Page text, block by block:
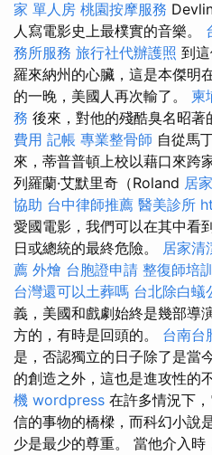
家 單人房 桃園按摩服務
人寫電影史上最樸實的音樂。
務所服務 旅行社代辦護照 到
羅來納州的心臟，這是本傑明
的一晚，美國人再次輸了。 柬
務 後來，對他的殘酷臭名昭著
費用 記帳 專業整骨師 自從馬
來，蒂普普頓上校以藉口來跨
列羅蘭·艾默里奇（Roland 居
協助 台中律師推薦 醫美診所
愛國電影，我們可以在其中看
日或總統的最終危險。 居家清
薦 外燴 台胞證申請 整復師培訓
台灣還可以土葬嗎 台北除白蟻
義，美國和戲劇始終是幾部導
方的，有時是回頭的。 台南台
是，否認獨立的日子除了是當
的創造之外，這也是進攻性的
機 wordpress 在許多情況下
信的事物的橋樑，而科幻小說
少是最少的尊重。 當他介入時